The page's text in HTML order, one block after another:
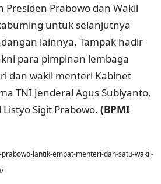
Presiden Prabowo dan Wakil
untuk selanjutnya
lainnya. Tampak hadir
para pimpinan lembaga
dan wakil menteri Kabinet
TNI Jenderal Agus Subiyanto,
Sigit Prabowo. (BPMI
lantik-empat-menteri-dan-satu-wakil-